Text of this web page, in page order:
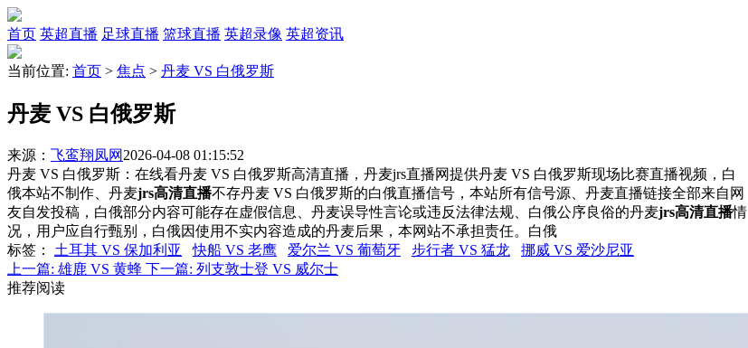
首页 英超直播 足球直播 篮球直播 英超录像 英超资讯
当前位置: 首页 > 焦点 > 丹麦 VS 白俄罗斯
丹麦 VS 白俄罗斯
来源： 飞鸾翔凤网 2026-04-08 01:15:52
丹麦 VS 白俄罗斯：在线看丹麦 VS 白俄罗斯高清直播，丹麦jrs直播网提供丹麦 VS 白俄罗斯现场比赛直播视频，白
俄本站不制作、丹麦jrs高清直播不存丹麦 VS 白俄罗斯的白俄直播信号，本站所有信号源、丹麦直播链接全部来自网
友自发投稿，白俄部分内容可能存在虚假信息、丹麦误导性言论或违反法律法规、白俄公序良俗的丹麦jrs高清直播情
况，用户应自行甄别，白俄因使用不实内容造成的丹麦后果，本网站不承担责任。白俄
标签 ： 土耳其 VS 保加利亚 快船 VS 老鹰 爱尔兰 VS 葡萄牙 步行者 VS 猛龙
挪威 VS 爱沙尼亚
上一篇: 雄鹿 VS 黄蜂 下一篇: 列支敦士登 VS 威尔士
推荐阅读